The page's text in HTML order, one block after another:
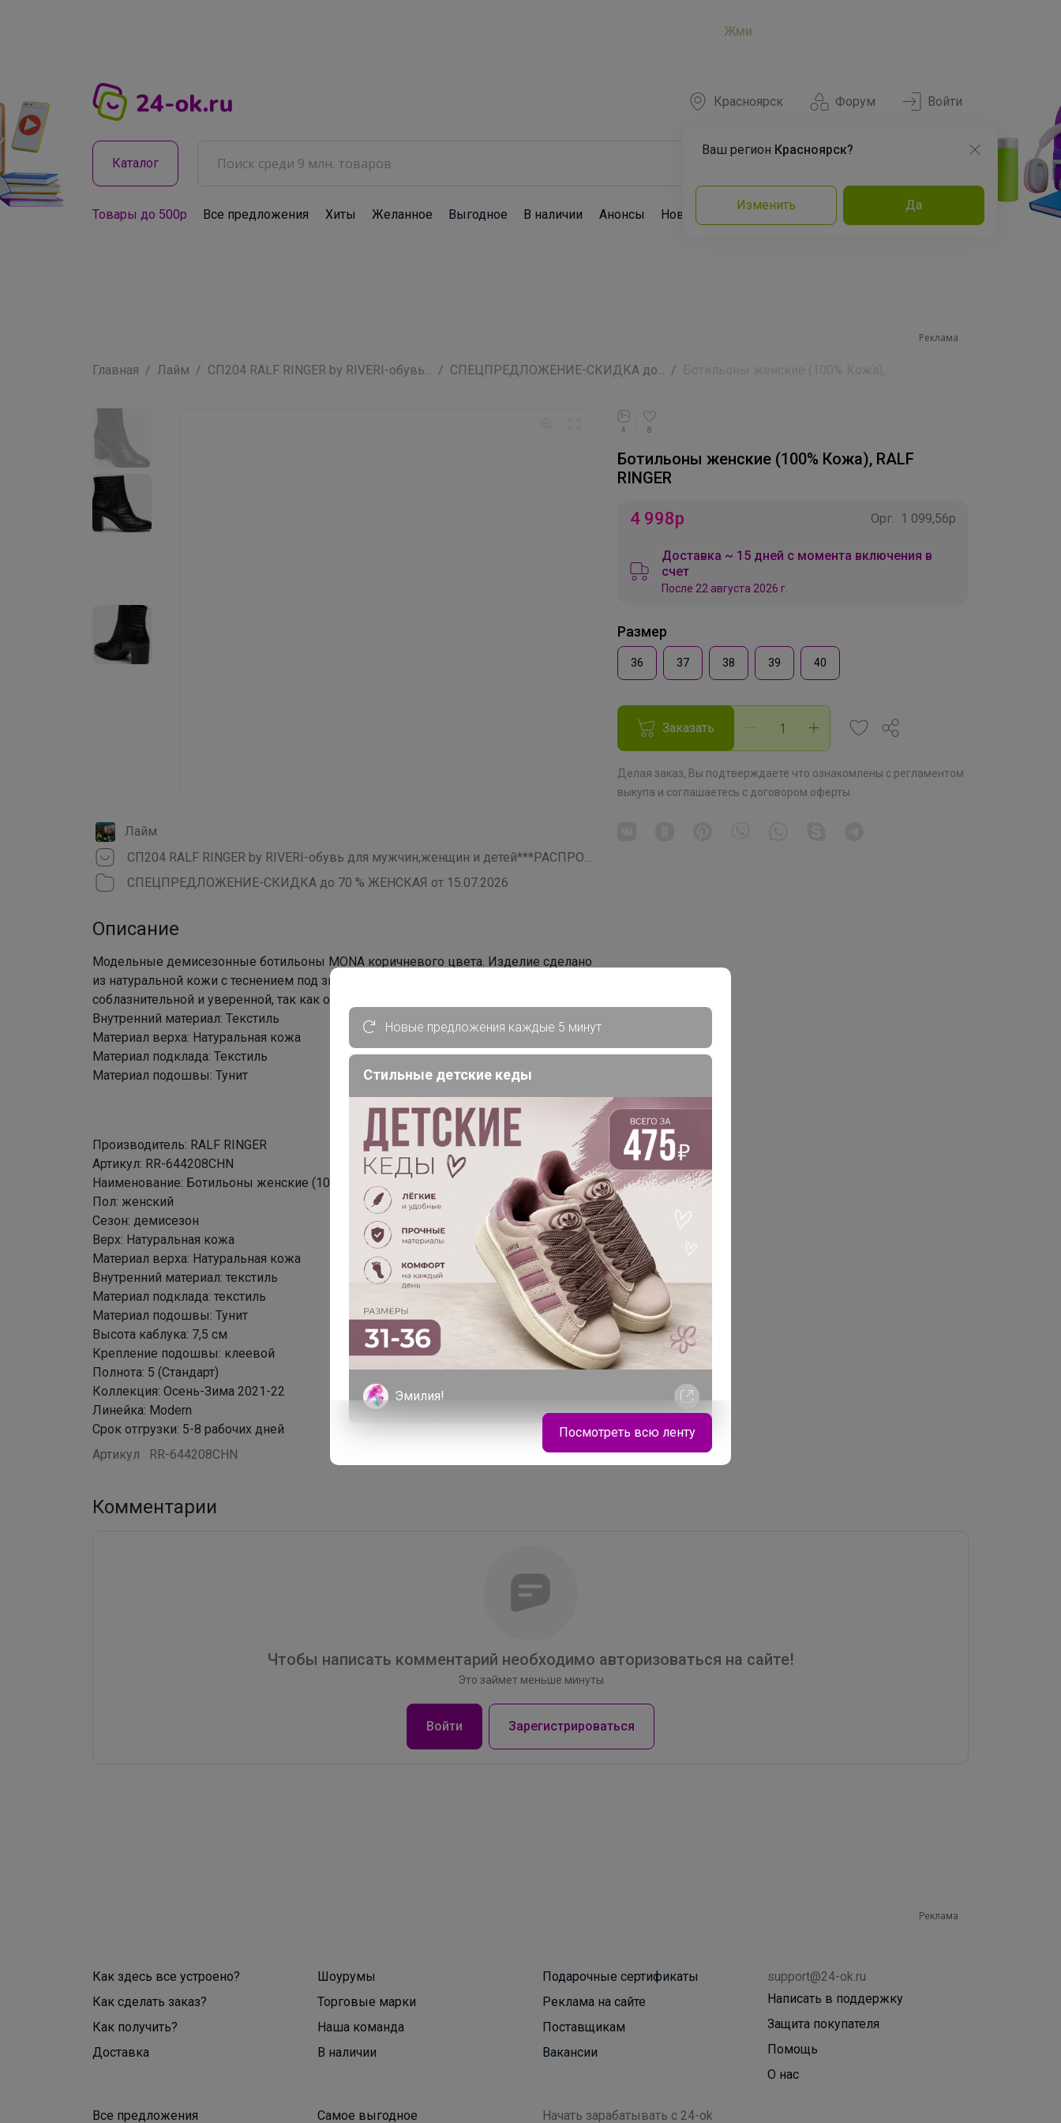
Жми
Форум
Красноярск
Ваш регион Красноярск?
Изменить Да
Войти
Каталог
Товары до 500р Все предложения Хиты Желанное Выгодное В наличии Анонсы Новости Команда Эксперты
Реклама
Главная Лайм СП204 RALF RINGER by RIVERI-обувь... СПЕЦПРЕДЛОЖЕНИЕ-СКИДКА до...
Лайм
СП204 RALF RINGER by RIVERI-обувь для мужчин,женщин и детей***РАСПРОДАЖА***
СПЕЦПРЕДЛОЖЕНИЕ-СКИДКА до 70 % ЖЕНСКАЯ от 15.07.2026
Описание
Модельные демисезонные ботильоны MONA коричневого цвета. Изделие сделано
из натуральной кожи с теснением под змею. В этих ботинках ваша походка будет
соблазнительной и уверенной, так как они идут с устойчивым каблуком.
Внутренний материал: Текстиль
Материал верха: Натуральная кожа
Материал подклада: Текстиль
Материал подошвы: Тунит
Производитель: RALF RINGER
Артикул: RR-644208CHN
Наименование: Ботильоны женские (100% Кожа)
Пол: женский
Сезон: демисезон
Верх: Натуральная кожа
Материал верха: Натуральная кожа
Внутренний материал: текстиль
Материал подклада: текстиль
Материал подошвы: Тунит
Высота каблука: 7,5 см
Крепление подошвы: клеевой
Полнота: 5 (Стандарт)
Коллекция: Осень-Зима 2021-22
Линейка: Modern
Срок отгрузки: 5-8 рабочих дней
Артикул
RR-644208CHN
4 8
Ботильоны женские (100% Кожа), RALF
RINGER
4 998р Орг. 1 099,56р
Доставка ~ 15 дней с момента включения в
счет
После 22 августа 2026 г.
Размер
36 37 38 39 40
Заказать
Делая заказ, Вы подтверждаете что ознакомлены с регламентом
выкупа и соглашаетесь с договором оферты
Комментарии
Чтобы написать комментарий необходимо авторизоваться на сайте!
Это займет меньше минуты
Войти Зарегистрироваться
Реклама
Как здесь все устроено?
Как сделать заказ?
Как получить?
Доставка
Шоурумы
Торговые марки
Наша команда
В наличии
Подарочные сертификаты
Реклама на сайте
Поставщикам
Вакансии
support@24-ok.ru
Написать в поддержку
Защита покупателя
Помощь
О нас
Все предложения Самое выгодное Начать зарабатывать с 24-ok
Новые предложения каждые 5 минут
Стильные детские кеды
Эмилия!
МиниДино современный школьный гардероб
для девочек и мальчиков, где комфорт
Посмотреть всю ленту